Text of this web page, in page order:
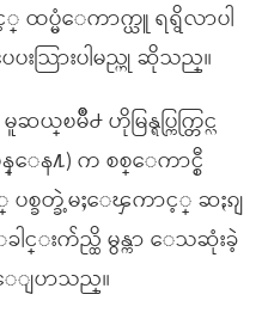
ပ္မံေကာက္ယူ ရရွိလာပါ
ြားပါမည္ဟု ဆိုသည္။
မိဳ႕ ဟိုမြန္ရပ္ကြက္တြင္လ
န႔) က စစ္ေကာင္စီ
ခတ္ခဲ့မႈေၾကာင့္ ဆႏၵျ
င္းက်ည္ထိ မွန္ကာ ေသဆုံးခဲ့
ျပာသည္။